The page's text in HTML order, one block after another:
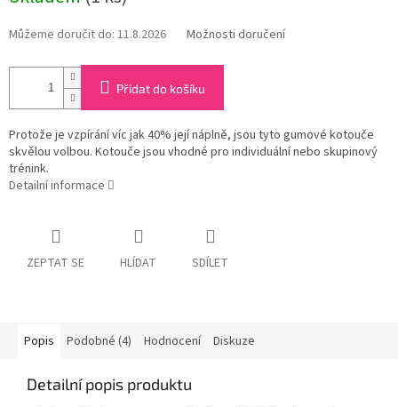
Můžeme doručit do: 11.8.2026 Možnosti doručení
Přidat do košíku
Protože je vzpírání víc jak 40% její náplně, jsou tyto gumové kotouče
skvělou volbou. Kotouče jsou vhodné pro individuální nebo skupinový
trénink.
Detailní informace
ZEPTAT SE HLÍDAT SDÍLET
Popis Podobné (4) Hodnocení Diskuze
Detailní popis produktu